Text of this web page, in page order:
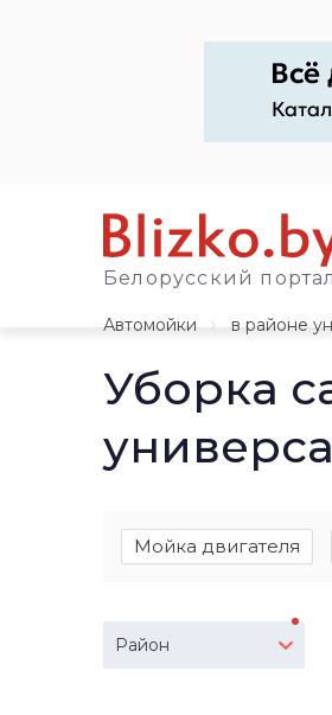
Белорусский портал
Автомойки
в районе
Уборка
Мойка двигателя
Район